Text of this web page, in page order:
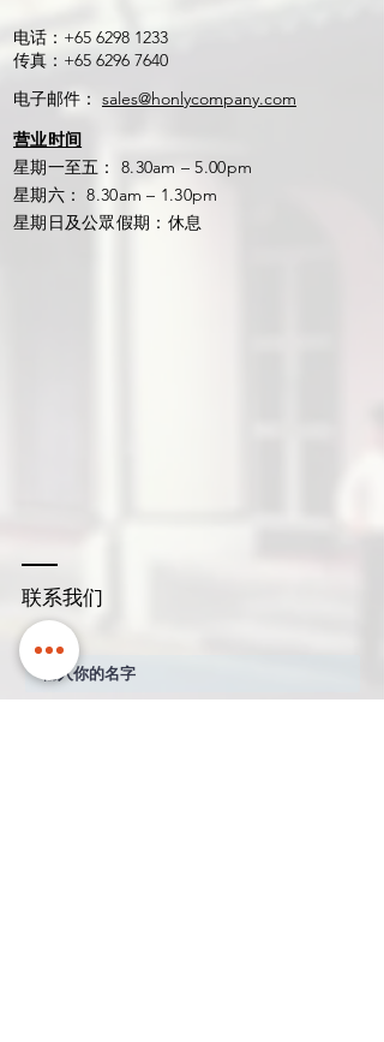
电话：+65 6298 1233
传真：+65 6296 7640
电子邮件： sales@honlycompany.com
营业时间
星期一至五： 8.30am – 5.00pm
星期六： 8.30am – 1.30pm
星期日及公眾假期：休息
联系我们
名稱